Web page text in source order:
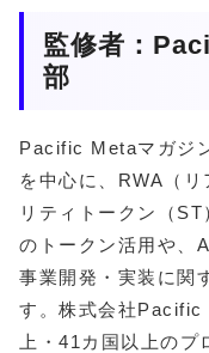
監修者：
部
Pacific Metaマガジ
を中心に、RWA（
リティトークン（
のトークン活用や、
事業開発・実装に関
す。株式会社Pacific
上・41カ国以上の